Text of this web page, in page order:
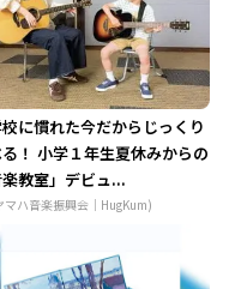
に慣れた今だからじっくり
！ 小学１年生夏休みからの
楽教室」デビュ...
マハ音楽振興会｜HugKum)